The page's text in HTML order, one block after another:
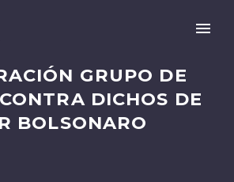
GRUPO DE
DICHOS DE
BOLSONARO